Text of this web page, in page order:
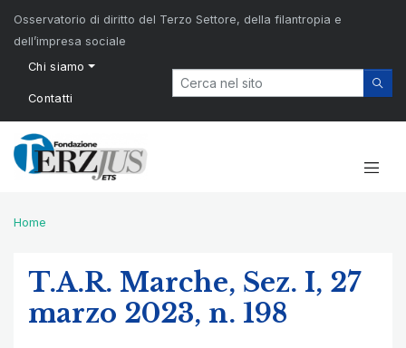
Osservatorio di diritto del Terzo Settore, della filantropia e
dell’impresa sociale
Chi siamo
Contatti
Home
T.A.R. Marche, Sez. I, 27
marzo 2023, n. 198